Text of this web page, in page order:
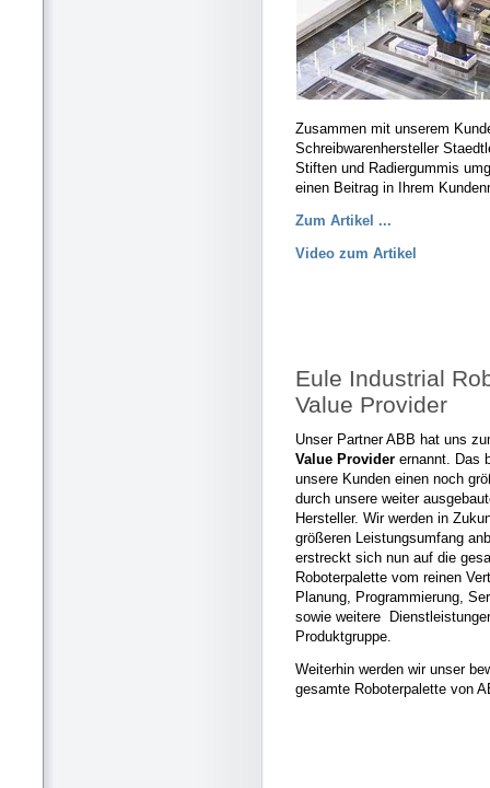
Zusammen mit unserem
Schreibwarenhersteller
Stiften und Radiergummis
einen Beitrag in Ihrem
Zum Artikel ...
Video zum Artikel
Eule Industrial
Value Provider
Unser Partner ABB hat uns
Value Provider ernannt. Das
unsere Kunden einen noch
durch unsere weiter
Hersteller. Wir werden in
größeren Leistungsumfang
erstreckt sich nun auf die
Roboterpalette vom reinen
Planung, Programmierung,
sowie weitere
Produktgruppe.
Weiterhin werden wir unser
gesamte Roboterpalette von